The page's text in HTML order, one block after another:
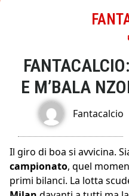
E M’BALA
Fantacalcio
Il giro di boa si avvicina.
campionato, quel
primi bilanci. La lotta